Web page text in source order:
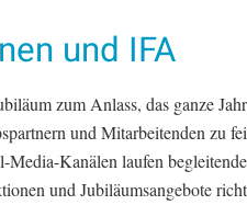
und IFA
zum Anlass, das ganze
und Mitarbeitenden zu
Media-Kanälen laufen
und Jubiläumsangebote